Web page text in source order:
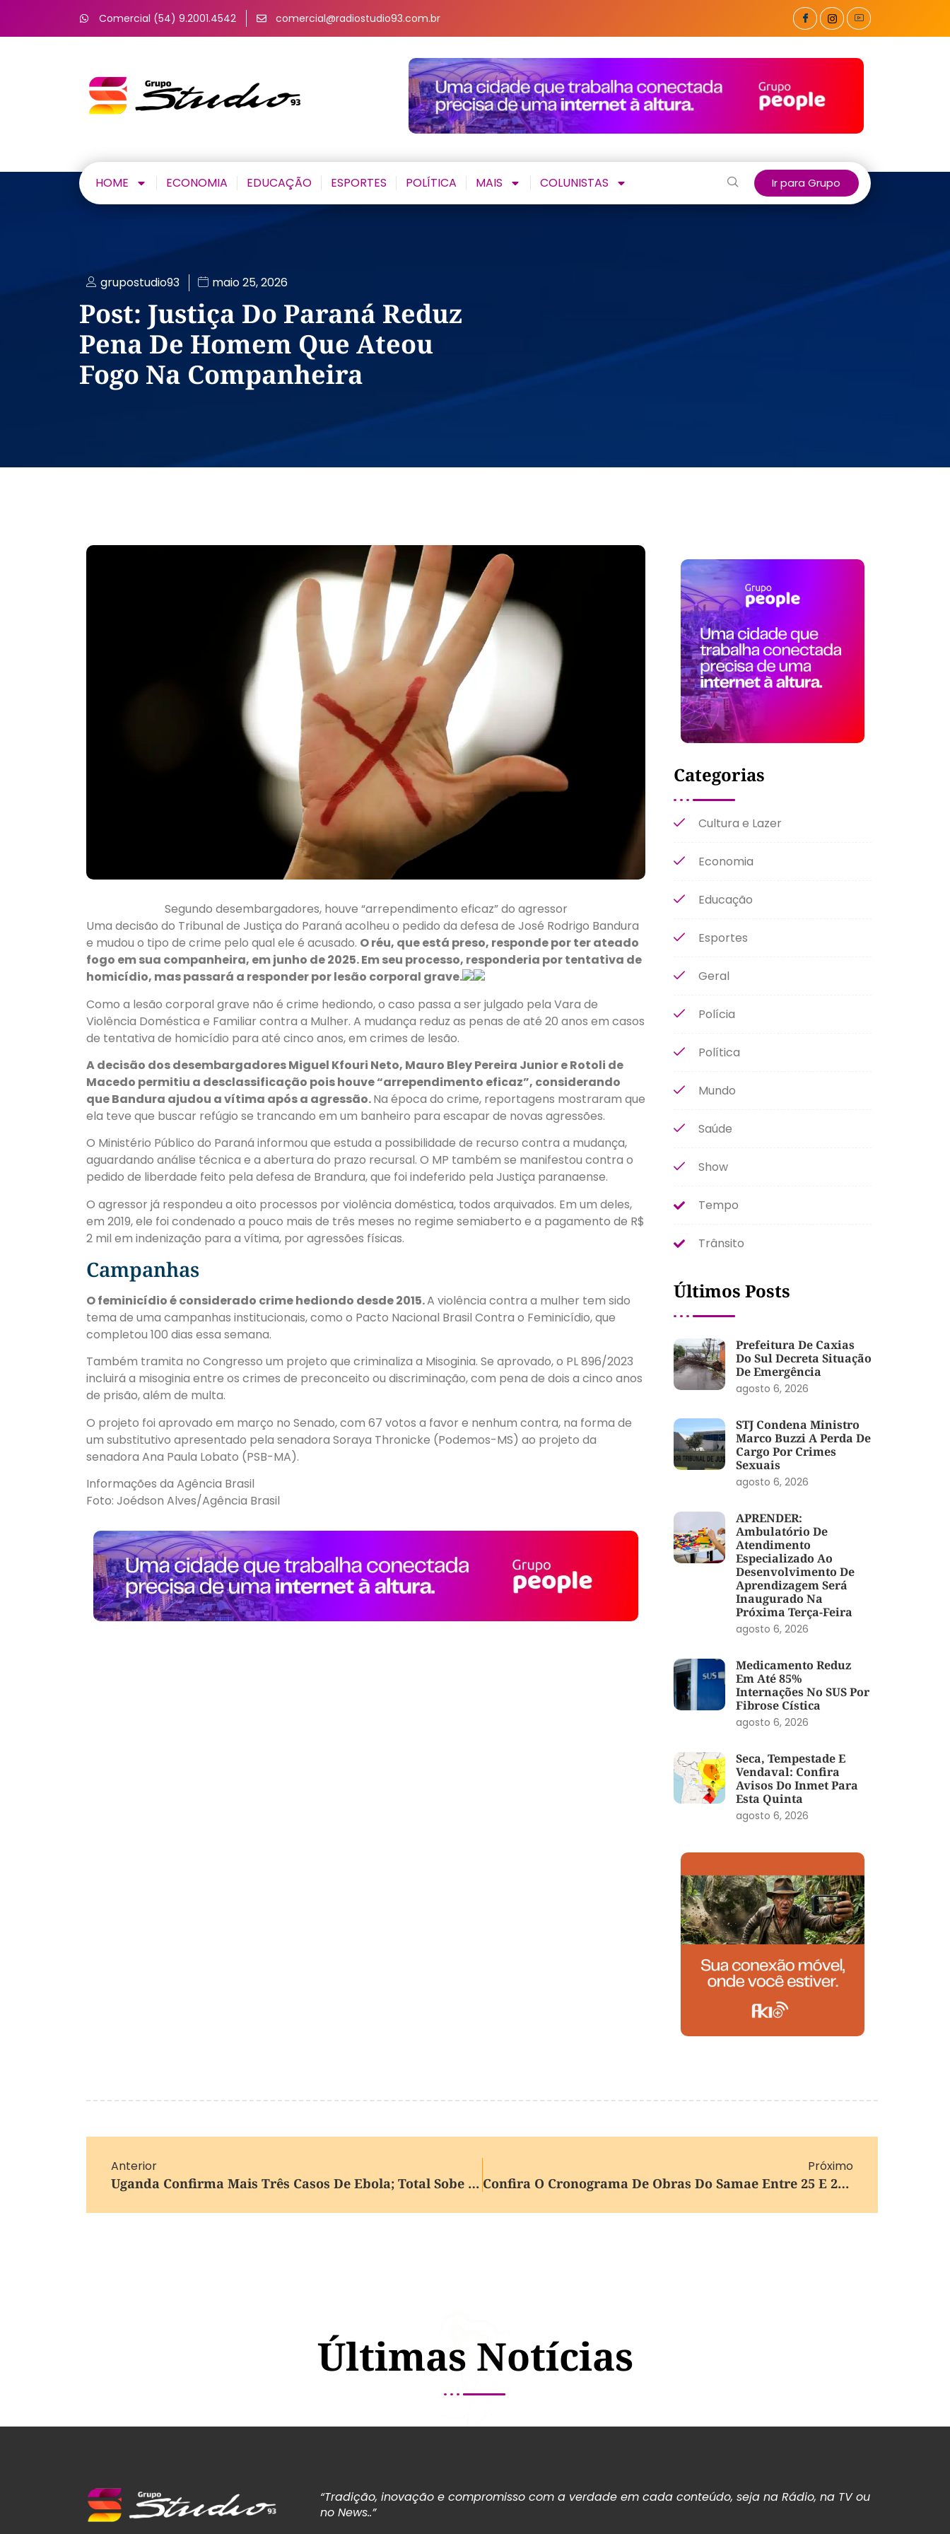
Comercial (54) 9.2001.4542 comercial@radiostudio93.com.br
HOME ECONOMIA EDUCAÇÃO ESPORTES POLÍTICA MAIS COLUNISTAS Ir para Grupo
grupostudio93 maio 25, 2026
Post: Justiça Do Paraná Reduz
Pena De Homem Que Ateou
Fogo Na Companheira
Segundo desembargadores, houve “arrependimento eficaz” do agressor
Uma decisão do Tribunal de Justiça do Paraná acolheu o pedido da defesa de José Rodrigo Bandura
e mudou o tipo de crime pelo qual ele é acusado. O réu, que está preso, responde por ter ateado
fogo em sua companheira, em junho de 2025. Em seu processo, responderia por tentativa de
homicídio, mas passará a responder por lesão corporal grave.
Como a lesão corporal grave não é crime hediondo, o caso passa a ser julgado pela Vara de
Violência Doméstica e Familiar contra a Mulher. A mudança reduz as penas de até 20 anos em casos
de tentativa de homicídio para até cinco anos, em crimes de lesão.
A decisão dos desembargadores Miguel Kfouri Neto, Mauro Bley Pereira Junior e Rotoli de
Macedo permitiu a desclassificação pois houve “arrependimento eficaz”, considerando
que Bandura ajudou a vítima após a agressão.Na época do crime, reportagens mostraram que
ela teve que buscar refúgio se trancando em um banheiro para escapar de novas agressões.
O Ministério Público do Paraná informou que estuda a possibilidade de recurso contra a mudança,
aguardando análise técnica e a abertura do prazo recursal. O MP também se manifestou contra o
pedido de liberdade feito pela defesa de Brandura, que foi indeferido pela Justiça paranaense.
O agressor já respondeu a oito processos por violência doméstica, todos arquivados. Em um deles,
em 2019, ele foi condenado a pouco mais de três meses no regime semiaberto e a pagamento de R$
2 mil em indenização para a vítima, por agressões físicas.
Campanhas
O feminicídio é considerado crime hediondo desde 2015.A violência contra a mulher tem sido
tema de uma campanhas institucionais, como o Pacto Nacional Brasil Contra o Feminicídio, que
completou 100 dias essa semana.
Também tramita no Congresso um projeto que criminaliza a Misoginia. Se aprovado, o PL 896/2023
incluirá a misoginia entre os crimes de preconceito ou discriminação, com pena de dois a cinco anos
de prisão, além de multa.
O projeto foi aprovado em março no Senado, com 67 votos a favor e nenhum contra, na forma de
um substitutivo apresentado pela senadora Soraya Thronicke (Podemos-MS) ao projeto da
senadora Ana Paula Lobato (PSB-MA).
Informações da Agência Brasil
Foto: Joédson Alves/Agência Brasil
Categorias
Cultura e Lazer
Economia
Educação
Esportes
Geral
Polícia
Política
Mundo
Saúde
Show
Tempo
Trânsito
Últimos Posts
Prefeitura De Caxias
Do Sul Decreta Situação
De Emergência
agosto 6, 2026
STJ Condena Ministro
Marco Buzzi A Perda De
Cargo Por Crimes
Sexuais
agosto 6, 2026
APRENDER:
Ambulatório De
Atendimento
Especializado Ao
Desenvolvimento De
Aprendizagem Será
Inaugurado Na
Próxima Terça-Feira
agosto 6, 2026
Medicamento Reduz
Em Até 85%
Internações No SUS Por
Fibrose Cística
agosto 6, 2026
Seca, Tempestade E
Vendaval: Confira
Avisos Do Inmet Para
Esta Quinta
agosto 6, 2026
Anterior
Uganda Confirma Mais Três Casos De Ebola; Total Sobe Para Cinco
Próximo
Confira O Cronograma De Obras Do Samae Entre 25 E 29 De Maio
Últimas Notícias
“Tradição, inovação e compromisso com a verdade em cada conteúdo, seja na Rádio, na TV ou
no News..”